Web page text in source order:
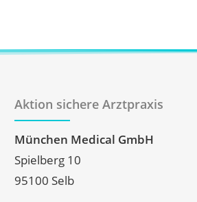
Aktion sichere Arztpraxis
München Medical GmbH
Spielberg 10
95100 Selb